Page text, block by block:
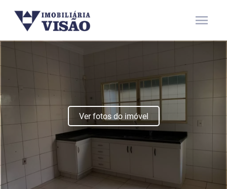
menu
Ver fotos do imóvel